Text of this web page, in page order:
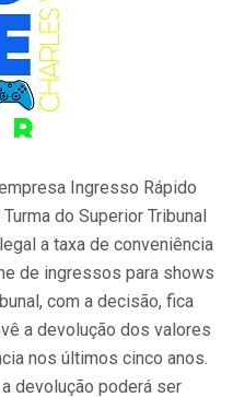
Ingresso Rápido
do Superior Tribunal
a taxa de conveniência
de ingressos para shows
com a decisão, fica
a devolução dos valores
nos últimos cinco anos.
devolução poderá ser